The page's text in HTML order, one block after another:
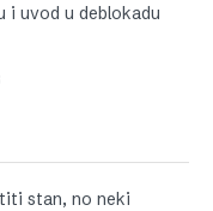
i uvod u deblokadu
stan, no neki